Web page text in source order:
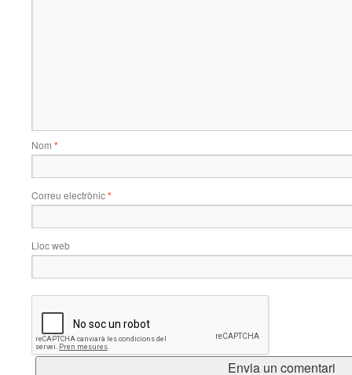
Nom *
Correu electrònic*
Lloc web